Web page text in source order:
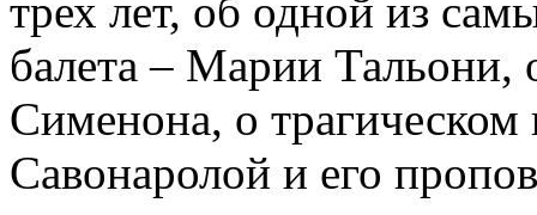
трех лет, об одной из
балета – Марии
Сименона, о трагическом
Савонаролой и его